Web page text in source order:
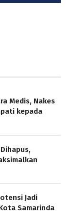
Medis, Nakes
kepada
Jadi
Samarinda